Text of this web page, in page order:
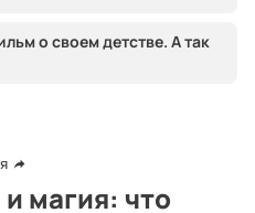
о своем детстве. А так
магия: что